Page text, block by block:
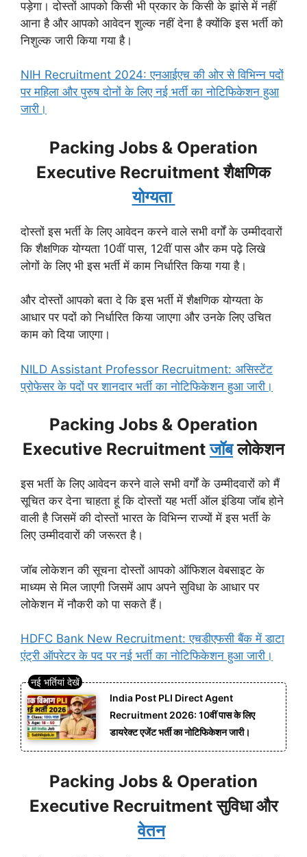
पड़ेगा। दोस्तों आपको किसी भी प्रकार के किसी के झांसे में नहीं
आना है और आपको आवेदन शुल्क नहीं देना है क्योंकि इस भर्ती को
निशुल्क जारी किया गया है।
NIH Recruitment 2024: एनआईएच की ओर से विभिन्न पदों
पर महिला और पुरुष दोनों के लिए नई भर्ती का नोटिफिकेशन हुआ
जारी।
Packing Jobs & Operation
Executive Recruitment शैक्षणिक
योग्यता
दोस्तों इस भर्ती के लिए आवेदन करने वाले सभी वर्गों के उम्मीदवारों
कि शैक्षणिक योग्यता 10वीं पास, 12वीं पास और कम पढ़े लिखे
लोगों के लिए भी इस भर्ती में काम निर्धारित किया गया है।
और दोस्तों आपको बता दे कि इस भर्ती में शैक्षणिक योग्यता के
आधार पर पदों को निर्धारित किया जाएगा और उनके लिए उचित
काम को दिया जाएगा।
NILD Assistant Professor Recruitment: असिस्टेंट
प्रोफेसर के पदों पर शानदार भर्ती का नोटिफिकेशन हुआ जारी।
Packing Jobs & Operation
Executive Recruitmentजॉबलोकेशन
इस भर्ती के लिए आवेदन करने वाले सभी वर्गों के उम्मीदवारों को मैं
सूचित कर देना चाहता हूं कि दोस्तों यह भर्ती ऑल इंडिया जॉब होने
वाली है जिसमें की दोस्तों भारत के विभिन्न राज्यों में इस भर्ती के
लिए उम्मीदवारों की जरूरत है।
जॉब लोकेशन की सूचना दोस्तों आपको ऑफिशल वेबसाइट के
माध्यम से मिल जाएगी जिसमें आप अपने सुविधा के आधार पर
लोकेशन में नौकरी को पा सकते हैं।
HDFC Bank New Recruitment: एचडीएफसी बैंक में डाटा
एंट्री ऑपरेटर के पद पर नई भर्ती का नोटिफिकेशन हुआ जारी।
India Post PLI Direct Agent
Recruitment 2026: 10वीं पास के लिए
डायरेक्ट एजेंट भर्ती का नोटिफिकेशन जारी।
Packing Jobs & Operation
Executive Recruitment सुविधा और
वेतन